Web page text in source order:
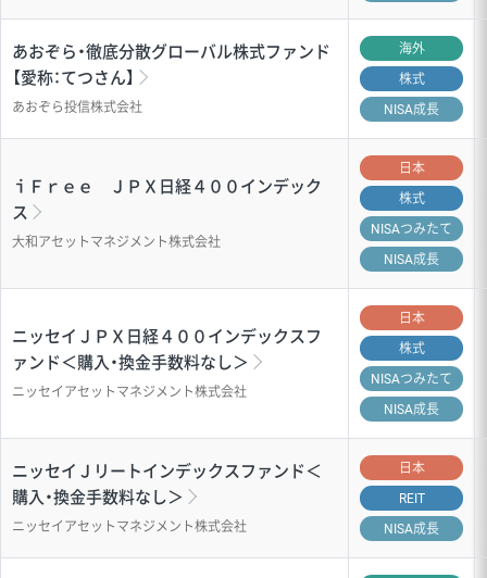
あおぞら・徹底分散グローバル株式ファンド
【愛称：てつさん】
あおぞら投信株式会社
海外
株式
NISA成長
ｉＦｒｅｅ ＪＰＸ日経４００インデック
ス
大和アセットマネジメント株式会社
日本
株式
NISAつみたて
NISA成長
ニッセイＪＰＸ日経４００インデックスフ
ァンド＜購入・換金手数料なし＞
ニッセイアセットマネジメント株式会社
日本
株式
NISAつみたて
NISA成長
ニッセイＪリートインデックスファンド＜
購入・換金手数料なし＞
ニッセイアセットマネジメント株式会社
日本
REIT
NISA成長